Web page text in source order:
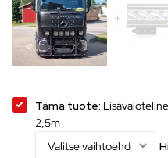
Tämä tuote:
2,5m